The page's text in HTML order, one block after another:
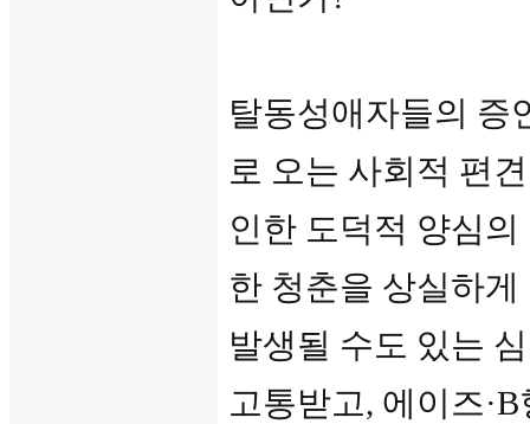
탈동성애자들의 증
로 오는 사회적 편
인한 도덕적 양심
한 청춘을 상실하
발생될 수도 있는
고통받고, 에이즈